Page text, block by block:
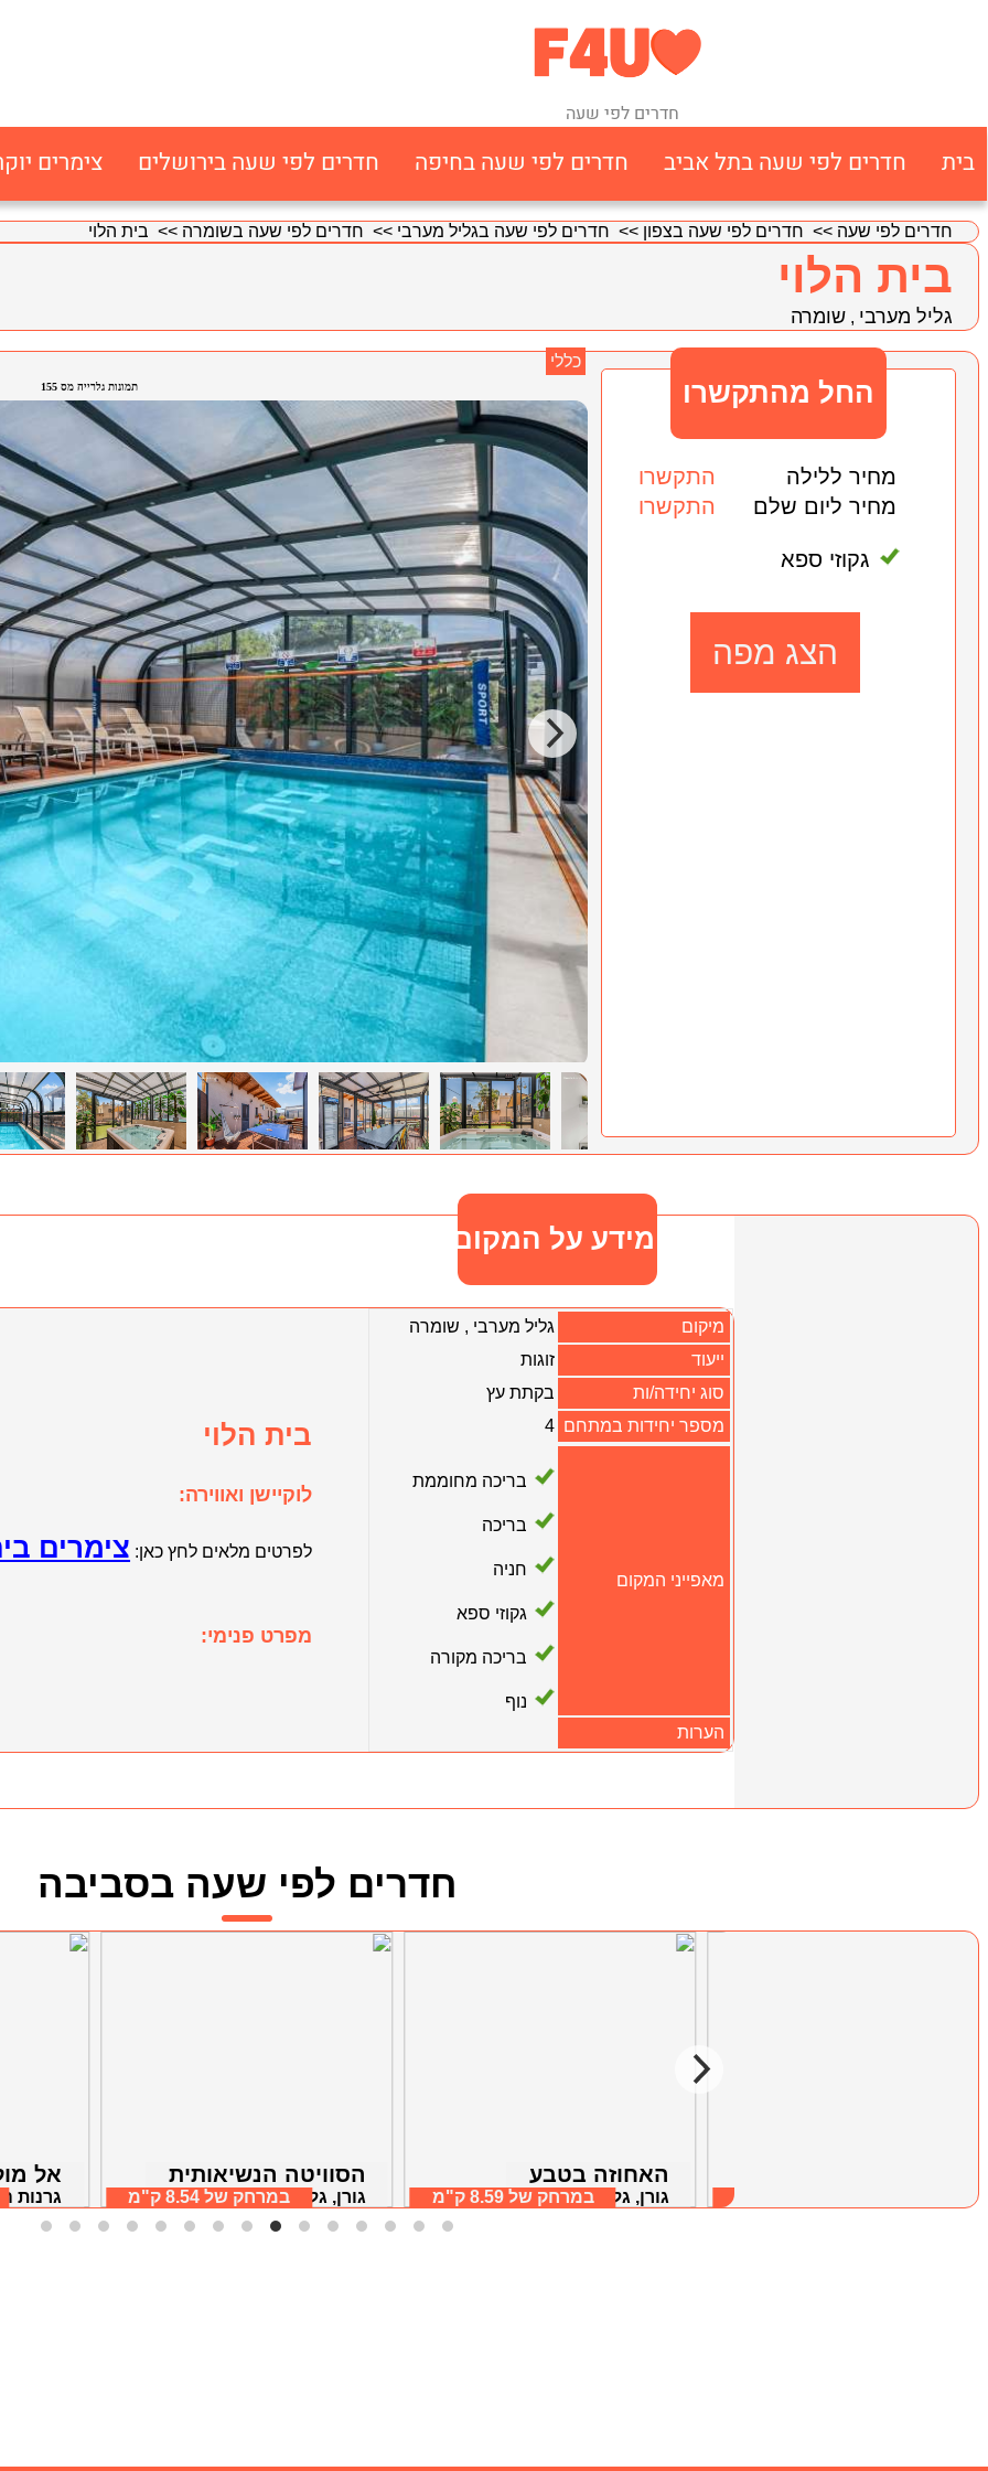
חדרים לפי שעה
בית חדרים לפי שעה בתל אביב חדרים לפי שעה בחיפה חדרים לפי שעה בירושלים צימרים
חדרים לפי שעה >> חדרים לפי שעה בצפון >> חדרים לפי שעה בגליל מערבי >> חדרים לפי שעה בשומרה >> בית הלוי
בית הלוי
גליל מערבי , שומרה
החל מהתקשרו
מחיר ללילה
התקשרו
מחיר ליום שלם
התקשרו
גקוזי ספא
הצג מפה
כללי
מידע על המקום
מיקום גליל מערבי , שומרה
ייעוד
זוגות
סוג יחידה/ות
בקתת עץ
מספר יחידות במתחם 4
מאפייני המקום
בריכה מחוממת
בריכה
חניה
גקוזי ספא
בריכה מקורה
נוף
הערות
בית הלוי
לוקיישן ואווירה:
לפרטים מלאים לחץ כאן: צימרים
מפרט פנימי:
חדרים לפי שעה בסביבה
אל
גרנות
הסוויטה הנשיאותית
גורן, גליל מערבי
במרחק של 8.54 ק"מ
האחוזה בטבע
גורן, גליל מערבי
במרחק של 8.59 ק"מ